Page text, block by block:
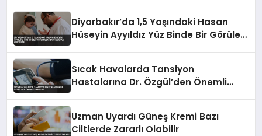
Diyarbakır’da 1,5 Yaşındaki Hasan
Hüseyin Ayyıldız Yüz Binde Bir Görülen
Sıcak Havalarda Tansiyon
Hastalarına Dr. Özgül’den Önemli
Uzman Uyardı Güneş Kremi Bazı
Ciltlerde Zararlı Olabilir